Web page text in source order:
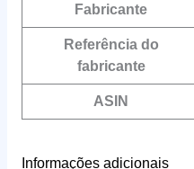
Fabricante
Referência do
fabricante
ASIN
Informações adicionais